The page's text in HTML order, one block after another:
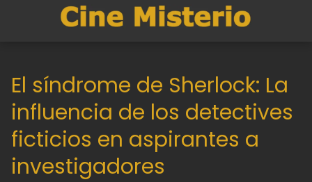
El síndrome de Sherlock: La
influencia de los detectives
ficticios en aspirantes a
investigadores